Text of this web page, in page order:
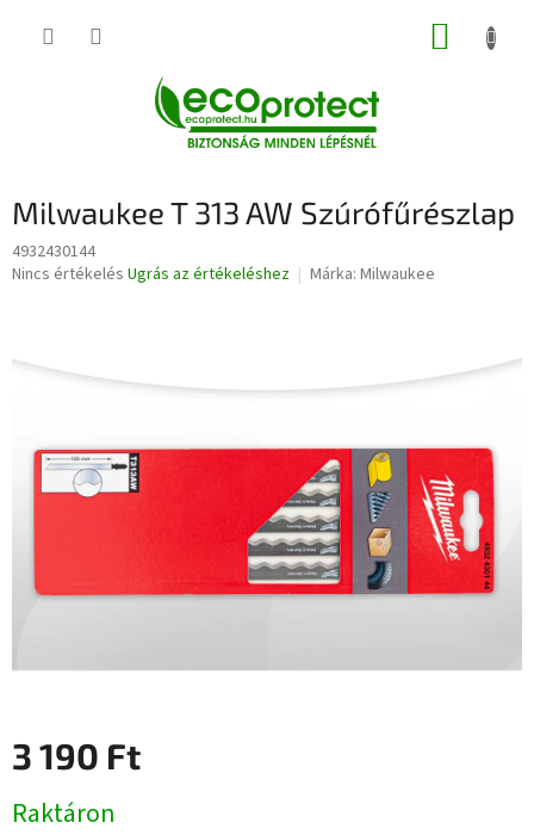
KOSÁR
Milwaukee T 313 AW Szúrófűrészlap
4932430144
A
5-
Nincs értékelés Ugrás az értékeléshez Márka: Milwaukee
3 190 Ft
Raktáron